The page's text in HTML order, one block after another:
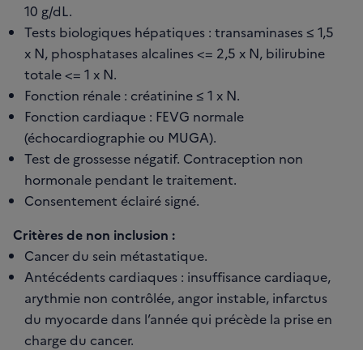
10 g/dL.
Tests biologiques hépatiques : transaminases ≤ 1,5
x N, phosphatases alcalines <= 2,5 x N, bilirubine
totale <= 1 x N.
Fonction rénale : créatinine ≤ 1 x N.
Fonction cardiaque : FEVG normale
(échocardiographie ou MUGA).
Test de grossesse négatif. Contraception non
hormonale pendant le traitement.
Consentement éclairé signé.
Critères de non inclusion :
Cancer du sein métastatique.
Antécédents cardiaques : insuffisance cardiaque,
arythmie non contrôlée, angor instable, infarctus
du myocarde dans l’année qui précède la prise en
charge du cancer.